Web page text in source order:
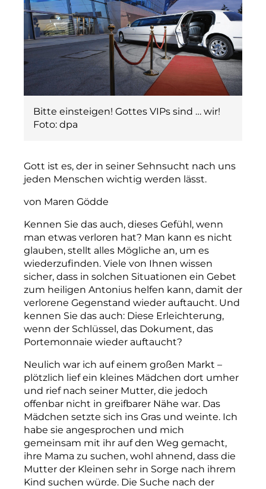
Bitte einsteigen! Gottes VIPs sind … wir!
Foto: dpa
Gott ist es, der in seiner Sehnsucht nach uns
jeden Menschen wichtig werden lässt.
von Maren Gödde
Kennen Sie das auch, dieses Gefühl, wenn
man etwas verloren hat? Man kann es nicht
glauben, stellt alles Mögliche an, um es
wiederzufinden. Viele von Ihnen wissen
sicher, dass in solchen Situationen ein Gebet
zum heiligen Antonius helfen kann, damit der
verlorene Gegenstand wieder auftaucht. Und
kennen Sie das auch: Diese Erleichterung,
wenn der Schlüssel, das Dokument, das
Portemonnaie wieder auftaucht?
Neulich war ich auf einem großen Markt –
plötzlich lief ein kleines Mädchen dort umher
und rief nach seiner Mutter, die jedoch
offenbar nicht in greifbarer Nähe war. Das
Mädchen setzte sich ins Gras und weinte. Ich
habe sie angesprochen und mich
gemeinsam mit ihr auf den Weg gemacht,
ihre Mama zu suchen, wohl ahnend, dass die
Mutter der Kleinen sehr in Sorge nach ihrem
Kind suchen würde. Die Suche nach der